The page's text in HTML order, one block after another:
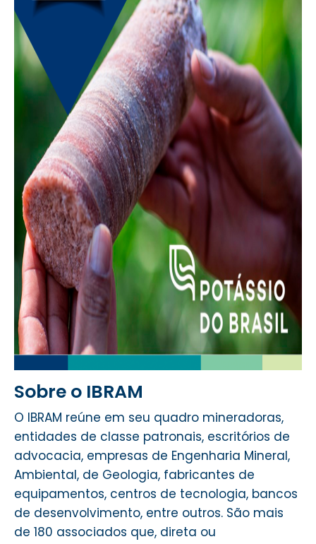
Sobre o IBRAM
O IBRAM reúne em seu quadro mineradoras,
entidades de classe patronais, escritórios de
advocacia, empresas de Engenharia Mineral,
Ambiental, de Geologia, fabricantes de
equipamentos, centros de tecnologia, bancos
de desenvolvimento, entre outros. São mais
de 180 associados que, direta ou